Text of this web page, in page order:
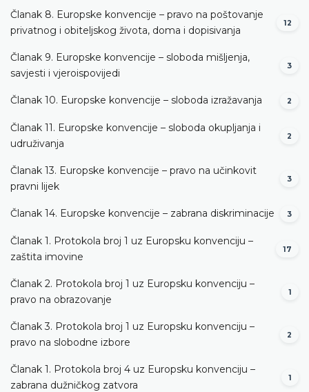
Članak 8. Europske konvencije – pravo na poštovanje
privatnog i obiteljskog života, doma i dopisivanja
12
Članak 9. Europske konvencije – sloboda mišljenja,
savjesti i vjeroispovijedi
3
Članak 10. Europske konvencije – sloboda izražavanja 2
Članak 11. Europske konvencije – sloboda okupljanja i
udruživanja
2
Članak 13. Europske konvencije – pravo na učinkovit
pravni lijek
3
Članak 14. Europske konvencije – zabrana diskriminacije 3
Članak 1. Protokola broj 1 uz Europsku konvenciju –
zaštita imovine
17
Članak 2. Protokola broj 1 uz Europsku konvenciju –
pravo na obrazovanje
1
Članak 3. Protokola broj 1 uz Europsku konvenciju –
pravo na slobodne izbore
2
Članak 1. Protokola broj 4 uz Europsku konvenciju –
zabrana dužničkog zatvora
1